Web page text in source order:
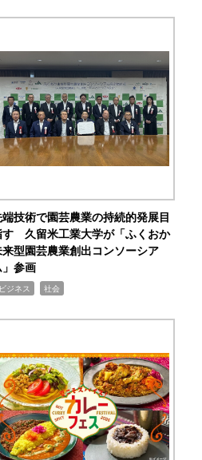
端技術で園芸農業の持続的発展目
す 久留米工業大学が「ふくおか
来型園芸農業創出コンソーシア
」参画
ビジネス 社会